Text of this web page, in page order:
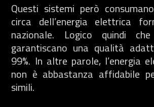
Questi sistemi però
circa dell’energia elettrica
nazionale. Logico quindi
garantiscano una qualità
99%. In altre parole, l’energia
non è abbastanza affidabile
simili.